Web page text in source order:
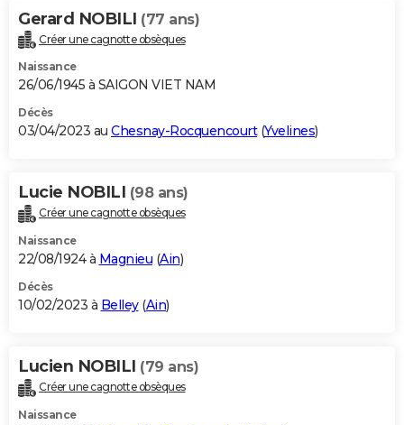
Gerard NOBILI (77 ans)
Créer une cagnotte obsèques
Naissance
26/06/1945 à SAIGON VIET NAM
Décès
03/04/2023 au Chesnay-Rocquencourt(Yvelines)
Lucie NOBILI (98 ans)
Créer une cagnotte obsèques
Naissance
22/08/1924 à Magnieu (Ain)
Décès
10/02/2023 à Belley(Ain)
Lucien NOBILI (79 ans)
Créer une cagnotte obsèques
Naissance